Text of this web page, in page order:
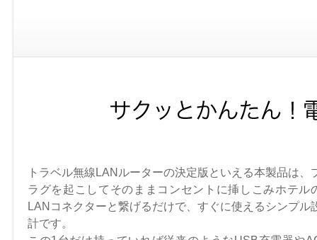
トラベル無線LANルーターの決定版といえる本製品は、
ラグを起こしてそのままコンセントに挿しこみホテル
LANコネクターと繋げるだけで、すぐに使えるシンプル
計です。